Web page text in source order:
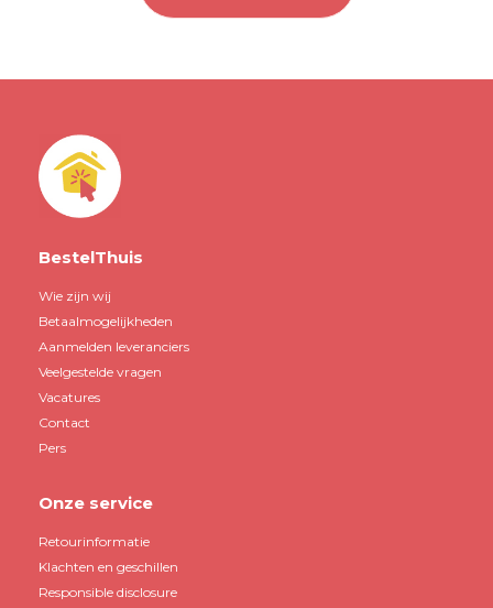
BestelThuis
Wie zijn wij
Betaalmogelijkheden
Aanmelden leveranciers
Veelgestelde vragen
Vacatures
Contact
Pers
Onze service
Retourinformatie
Klachten en geschillen
Responsible disclosure